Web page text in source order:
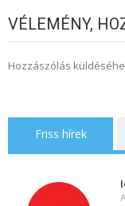
VÉLEMÉNY,
Hozzászólás
Friss hírek